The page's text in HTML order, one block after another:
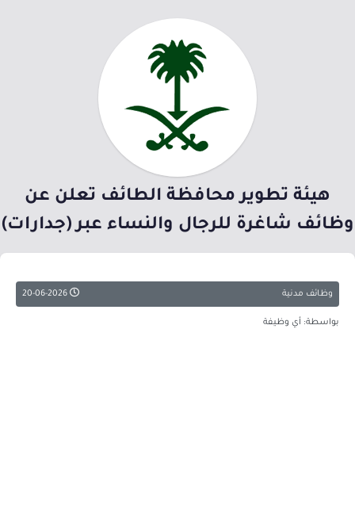
هيئة تطوير محافظة الطائف تعلن عن
وظائف شاغرة للرجال والنساء عبر (جدارات)
وظائف مدنية
بواسطة: أي وظيفة